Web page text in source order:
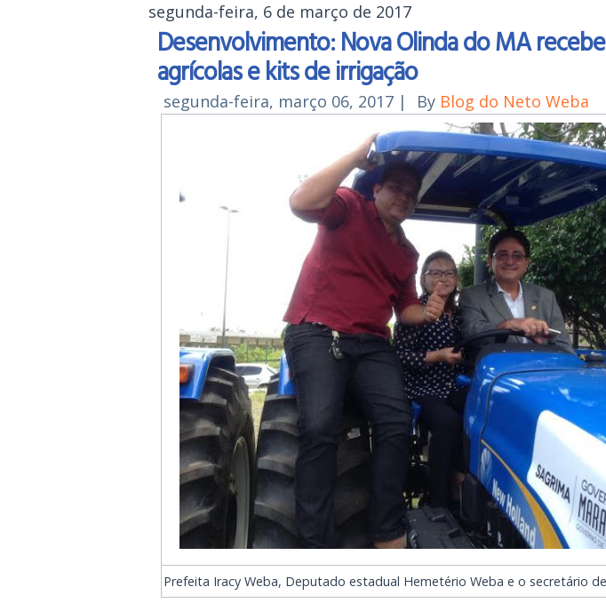
segunda-feira, 6 de março de 2017
Desenvolvimento: Nova Olinda do MA
agrícolas e kits de irrigação
segunda-feira, março 06, 2017 | By Blog do Neto Weba
Prefeita Iracy Weba, Deputado estadual Hemetério Weba e o secretário